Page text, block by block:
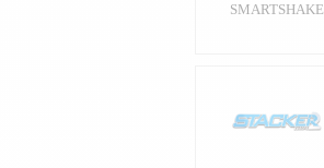
SMARTSHAKE